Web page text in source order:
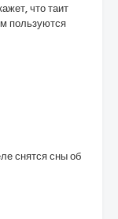
что таит
пользуются
снятся сны об